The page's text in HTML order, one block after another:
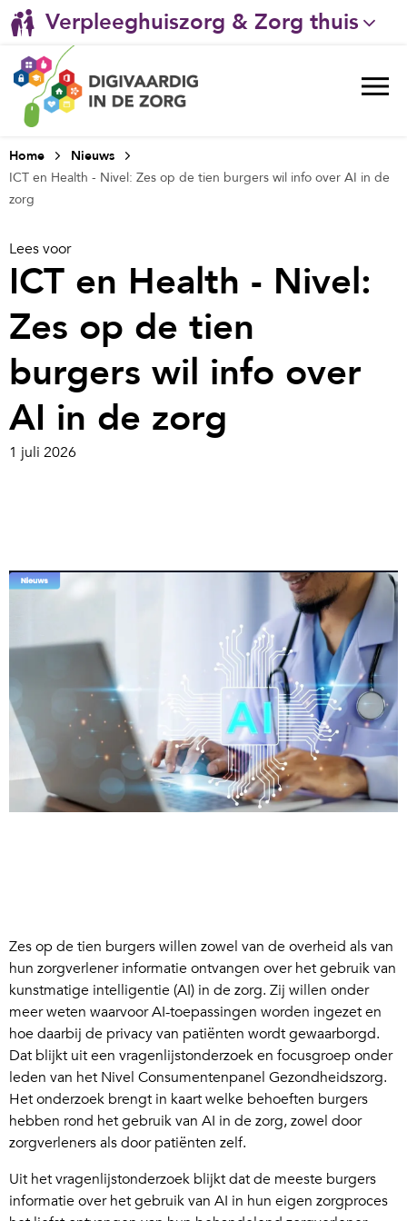
Verpleeghuiszorg & Zorg thuis
Gehandicaptenzorg
Ggz
Ziekenhuizen
Welzijn / sociaal werk
Home
Nieuws
ICT en Health - Nivel: Zes op de tien burgers wil info over AI in de
zorg
Lees voor
ICT en Health - Nivel:
Zes op de tien
burgers wil info over
AI in de zorg
1 juli 2026
Zes op de tien burgers willen zowel van de overheid als van
hun zorgverlener informatie ontvangen over het gebruik van
kunstmatige intelligentie (AI) in de zorg. Zij willen onder
meer weten waarvoor AI-toepassingen worden ingezet en
hoe daarbij de privacy van patiënten wordt gewaarborgd.
Dat blijkt uit een vragenlijstonderzoek en focusgroep onder
leden van het Nivel Consumentenpanel Gezondheidszorg.
Het onderzoek brengt in kaart welke behoeften burgers
hebben rond het gebruik van AI in de zorg, zowel door
zorgverleners als door patiënten zelf.
Uit het vragenlijstonderzoek blijkt dat de meeste burgers
informatie over het gebruik van AI in hun eigen zorgproces